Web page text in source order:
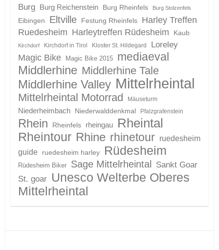
Burg
Burg Reichenstein Burg Rheinfels Burg Stolzenfels
Eibingen Eltville Festung Rheinfels
Harley Treffen
Ruedesheim Harleytreffen Rüdesheim Kaub
Kirchdorf Kirchdorf in Tirol Kloster St. Hildegard Loreley
Magic Bike Magic Bike 2015 mediaeval
Middlerhine Middlerhine Tale
Middlerhine Valley Mittelrheintal
Mittelrheintal Motorrad Mäuseturm
Niederheimbach Niederwalddenkmal Pfalzgrafenstein
Rhein Rheinfels rheingau
Rheintal
Rheintour Rhine rhinetour ruedesheim
guide
ruedesheim harley Rüdesheim
Rüdesheim Biker Sage Mittelrheintal Sankt Goar
St. goar Unesco Welterbe Oberes
Mittelrheintal